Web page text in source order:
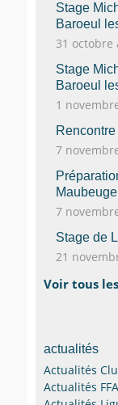
Stage
Baroeul
31 octobre
Stage
Baroeul
1
7
Maubeuge
7
Stage de
21
Voir tous
actualités
Actualités
Actualités